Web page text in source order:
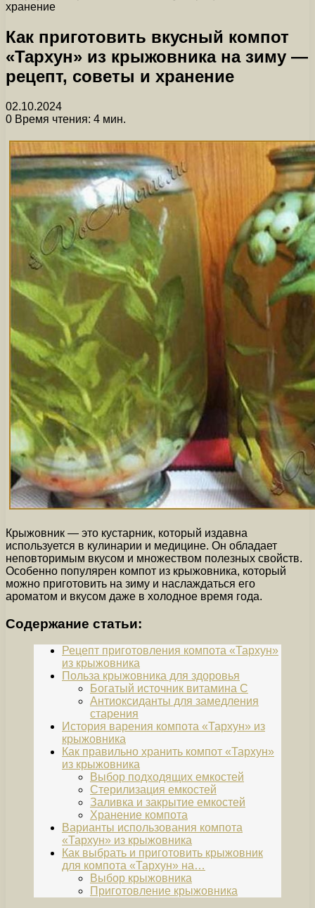
хранение
Как приготовить вкусный компот
«Тархун» из крыжовника на зиму —
рецепт, советы и хранение
02.10.2024
0 Время чтения: 4 мин.
Крыжовник — это кустарник, который издавна
используется в кулинарии и медицине. Он обладает
неповторимым вкусом и множеством полезных свойств.
Особенно популярен компот из крыжовника, который
можно приготовить на зиму и наслаждаться его
ароматом и вкусом даже в холодное время года.
Содержание статьи:
Рецепт приготовления компота «Тархун»
из крыжовника
Польза крыжовника для здоровья
Богатый источник витамина С
Антиоксиданты для замедления
старения
История варения компота «Тархун» из
крыжовника
Как правильно хранить компот «Тархун»
из крыжовника
Выбор подходящих емкостей
Стерилизация емкостей
Заливка и закрытие емкостей
Хранение компота
Варианты использования компота
«Тархун» из крыжовника
Как выбрать и приготовить крыжовник
для компота «Тархун» на…
Выбор крыжовника
Приготовление крыжовника